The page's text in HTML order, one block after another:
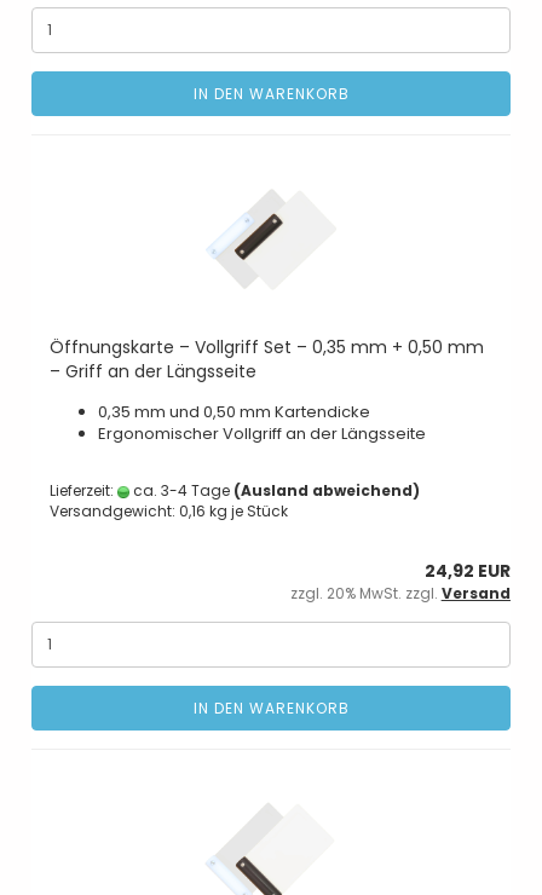
IN DEN WARENKORB
Öffnungskarte – Vollgriff Set – 0,35 mm + 0,50 mm
– Griff an der Längsseite
0,35 mm und 0,50 mm Kartendicke
Ergonomischer Vollgriff an der Längsseite
Lieferzeit: ca. 3-4 Tage (Ausland abweichend)
Versandgewicht:0,16 kg je Stück
24,92 EUR
zzgl. 20% MwSt. zzgl. Versand
IN DEN WARENKORB